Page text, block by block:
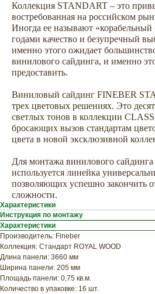
Коллекция STANDART – это
востребованная на российском
Иногда ее называют
годами качество и безупречный
именно этого ожидает
винилового сайдинга, и именно
предоставить.
Виниловый сайдинг FINEBER
трех цветовых решениях. Это
светлых тонов в коллекции
бросающих вызов стандартам
цвета в новой эксклюзивной
Для монтажа винилового
используется линейка
позволяющих успешно закончить
сложности.
Характеристики
Инструкция по монтажу
Характеристики
Производитель: Fineber
Коллекция: Стандарт ROYAL WOOD
Длина панели: 3660 мм
Ширина панели: 205 мм
Площадь панели: 0,75 кв.м.
Количество в упаковке: 16 шт.
ХОТИТЕ
ПРИЦЕНИТЬСЯ?
Узнайте примерную
стоимость фасада
прямо сейчас